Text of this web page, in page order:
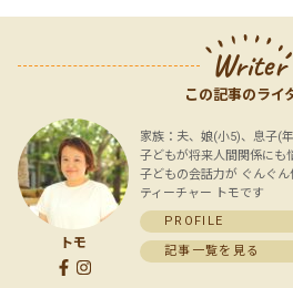
Writer
この記事のライ
トモ
家族：夫、娘(小5)、息子(
子どもが将来人間関係にも
子どもの会話力が ぐんぐ
ティーチャー トモです
PROFILE
記事一覧を見る